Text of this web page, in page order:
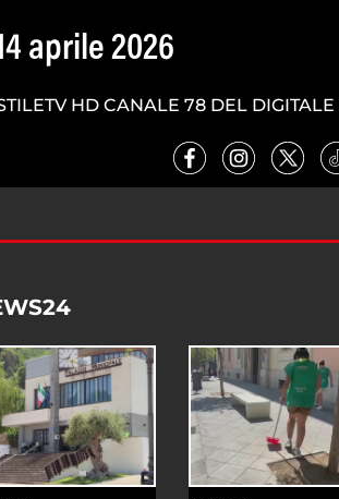
aprile 2026
HD CANALE 78 DEL DIGITALE